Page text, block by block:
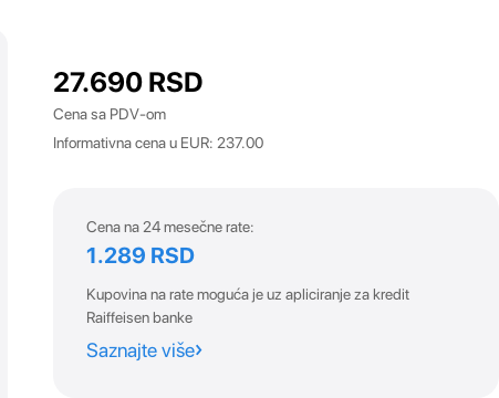
27.690 RSD
Cena sa PDV-om
Informativna cena u EUR: 237.00
Cena na 24 mesečne rate:
1.289 RSD
Kupovina na rate moguća je uz apliciranje za kredit
Raiffeisen banke
Saznajte više